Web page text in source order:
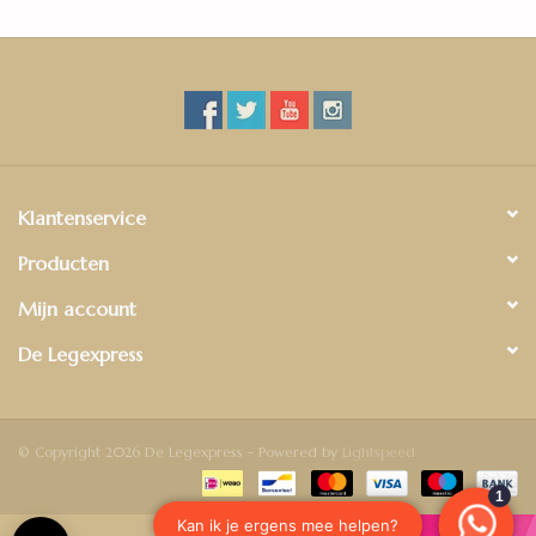
Klantenservice
Producten
Mijn account
De Legexpress
© Copyright 2026 De Legexpress - Powered by Lightspeed